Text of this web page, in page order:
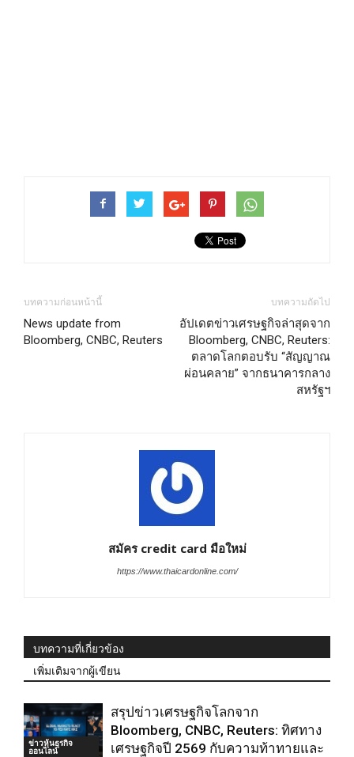
บทความก่อนหน้านี้
News update from
Bloomberg, CNBC, Reuters
บทความถัดไป
อัปเดตข่าวเศรษฐกิจล่าสุดจาก
Bloomberg, CNBC, Reuters:
ตลาดโลกตอบรับ “สัญญาณ
ผ่อนคลาย” จากธนาคารกลาง
สหรัฐฯ
สมัคร credit card มือใหม่
https://www.thaicardonline.com/
บทความที่เกี่ยวข้อง
เพิ่มเติมจากผู้เขียน
ข่าวหุ้นธุรกิจ
ออนไลน์
สรุปข่าวเศรษฐกิจโลกจาก
Bloomberg, CNBC, Reuters: ทิศทาง
เศรษฐกิจปี 2569 กับความท้าทายและ